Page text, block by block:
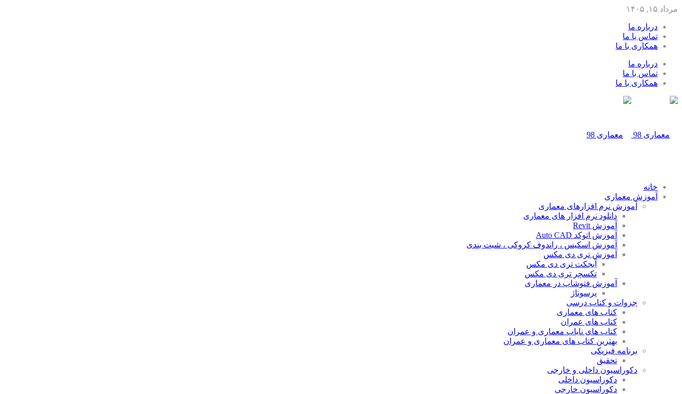
مرداد ۱۵, ۱۴۰۵
درباره ما
تماس با ما
همکاری با ما
درباره ما
تماس با ما
همکاری با ما
خانه
آموزش معماری
آموزش نرم افزارهای معماری
دانلود نرم افزار های معماری
آموزش Revit
آموزش اتوکد Auto CAD
آموزش اسکیس ، راندوف کروکی ، شیت بندی
آموزش تری دی مکس
آبجکت تری دی مکس
تکسچر تری دی مکس
آموزش فتوشاپ در معماری
پرسوناژ
جزوات و کتاب درسی
کتاب های معماری
کتاب های عمران
کتاب های نایاب معماری و عمران
بهترین کتاب های معماری و عمران
برنامه فیزیکی
تحقیق
دکوراسیون داخلی و خارجی
دکوراسیون داخلی
دکوراسیون خارجی